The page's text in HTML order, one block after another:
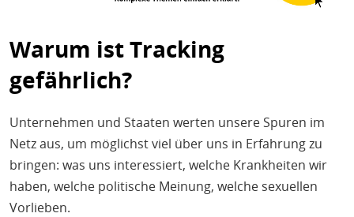
Warum ist Tracking
gefährlich?
Unternehmen und Staaten werten unsere Spuren im
Netz aus, um möglichst viel über uns in Erfahrung zu
bringen: was uns interessiert, welche Krankheiten wir
haben, welche politische Meinung, welche sexuellen
Vorlieben.